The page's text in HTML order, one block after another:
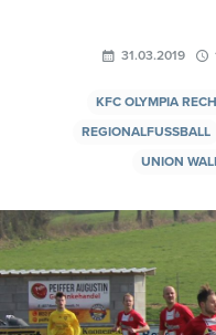
31.03.2019
KFC OLYMPIA
REGIONALFUSSBALL
UNION